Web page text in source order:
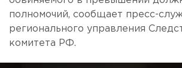
полномочий, сообщает пресс-
регионального управления
комитета РФ.